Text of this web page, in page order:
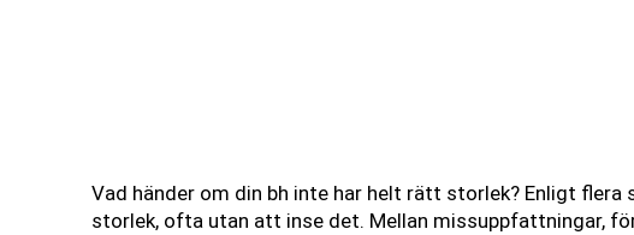
Vad händer om din bh inte har helt rätt storlek? Enligt
storlek, ofta utan att inse det. Mellan missuppfattningar,